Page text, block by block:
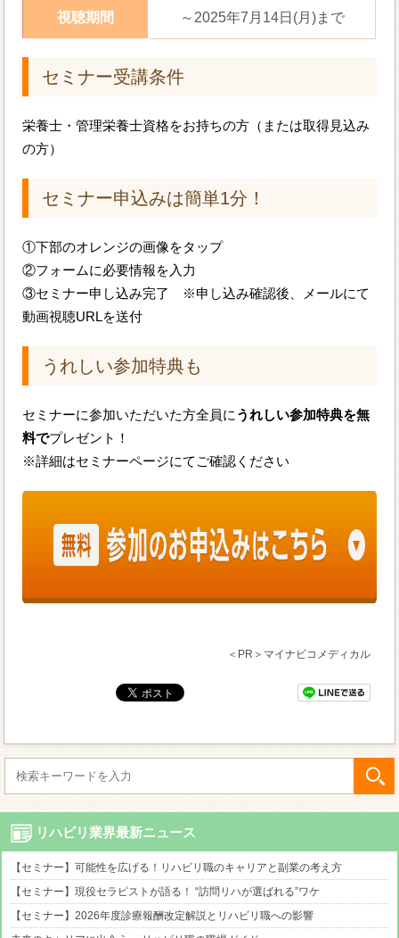
視聴期間 ～2025年7月14日(月)まで
セミナー受講条件
栄養士・管理栄養士資格をお持ちの方（または取得見込み
の方）
セミナー申込みは簡単1分！
①下部のオレンジの画像をタップ
②フォームに必要情報を入力
③セミナー申し込み完了 ※申し込み確認後、メールにて
動画視聴URLを送付
うれしい参加特典も
セミナーに参加いただいた方全員に うれしい参加特典を無
料でプレゼント！
※詳細はセミナーページにてご確認ください
＜PR＞マイナビコメディカル
リハビリ業界最新ニュース
【セミナー】可能性を広げる！リハビリ職のキャリアと副業の考え方
【セミナー】現役セラピストが語る！ “訪問リハが選ばれる”ワケ
【セミナー】2026年度診療報酬改定解説とリハビリ職への影響